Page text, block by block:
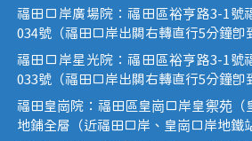
福田口岸廣場院：福田區裕亨路3-1號
034號（福田口岸出關右轉直行5分鐘即
福田口岸星光院：福田區裕亨路3-1號
033號（福田口岸出關右轉直行5分鐘即
福田皇崗院：福田區皇崗口岸皇禦苑（
地鋪全層（近福田口岸、皇崗口岸地鐵